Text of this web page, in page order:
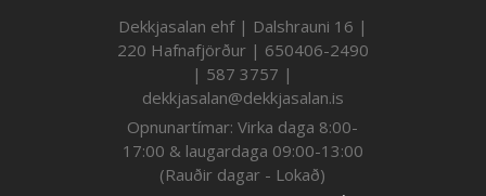
Dekkjasalan ehf | Dalshrauni 16 |
220 Hafnafjörður | 650406-2490
| 587 3757 |
dekkjasalan@dekkjasalan.is
Opnunartímar: Virka daga 8:00-
17:00 & laugardaga 09:00-13:00
(Rauðir dagar - Lokað)